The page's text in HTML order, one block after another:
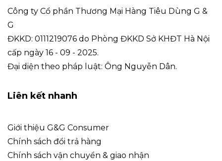
Công ty Cổ phần Thương Mại Hàng Tiêu Dùng G &
G
ĐKKD: 0111219076 do Phòng ĐKKD Sở KHĐT Hà Nội
cấp ngày 16 - 09 - 2025.
Đại diện theo pháp luật: Ông Nguyễn Dân.
Liên kết nhanh
Giới thiệu G&G Consumer
Chính sách đổi trả hàng
Chính sách vận chuyển & giao nhận